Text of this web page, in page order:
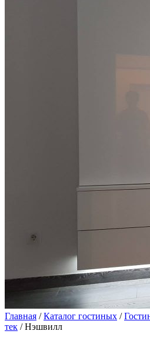
Главная /Каталог гостиных /
тек / Нэшвилл